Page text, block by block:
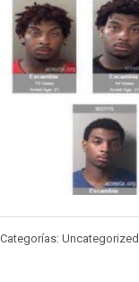
Categorías: Uncategorized